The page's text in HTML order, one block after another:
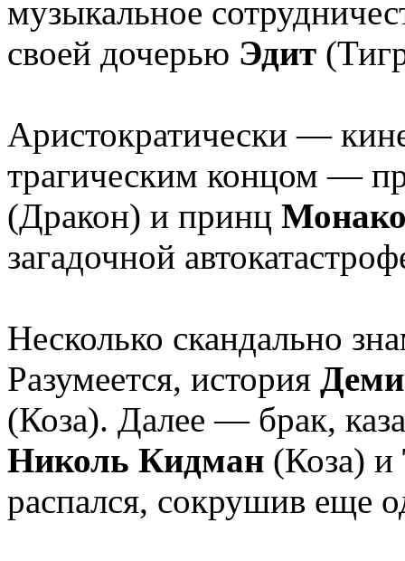
музыкальное
своей дочерью Эдит
Аристократически —
трагическим концом —
(Дракон) и принц
загадочной
Несколько скандально
Разумеется, история
(Коза). Далее — брак,
Николь Кидман (Коза) и
распался, сокрушив еще